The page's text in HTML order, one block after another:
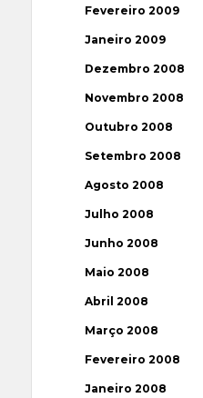
Fevereiro 2009
Janeiro 2009
Dezembro 2008
Novembro 2008
Outubro 2008
Setembro 2008
Agosto 2008
Julho 2008
Junho 2008
Maio 2008
Abril 2008
Março 2008
Fevereiro 2008
Janeiro 2008